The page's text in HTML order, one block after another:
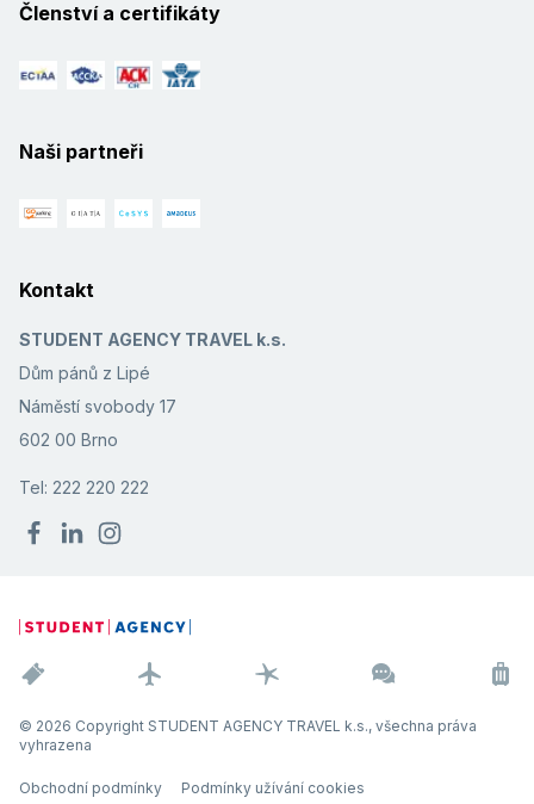
Členství a certifikáty
Naši partneři
Kontakt
STUDENT AGENCY TRAVEL k.s.
Dům pánů z Lipé
Náměstí svobody 17
602 00 Brno
Tel: 222 220 222
© 2026 Copyright STUDENT AGENCY TRAVEL k.s., všechna práva
vyhrazena
Obchodní podmínky Podmínky užívání cookies